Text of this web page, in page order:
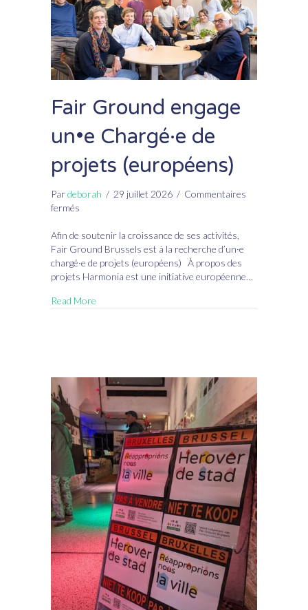
Fair Ground engage
un•e Chargé·e de
projets (européens)
Pardeborah / 29 juillet 2026 / Commentaires
fermés
Ground
engage
un•e
Chargé·e
projets
Afin de soutenir la croissance de ses activités,
Fair Ground Brussels est à la recherche d’un·e
chargé·e de projets (européens) À propos des
projets Harmonia est une initiative européenne…
Read More